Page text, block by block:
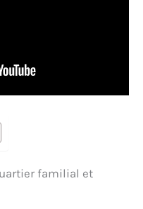
familial et